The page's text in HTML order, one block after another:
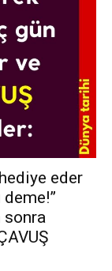
eder
deme!”
sonra